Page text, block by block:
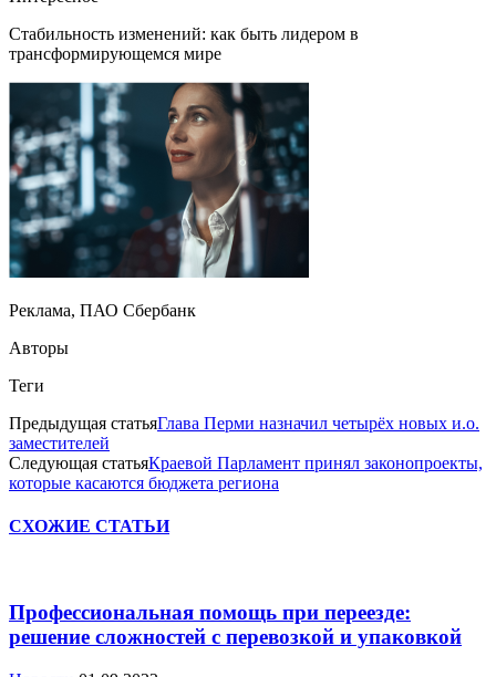
Стабильность изменений: как быть лидером в
трансформирующемся мире
Реклама, ПАО Сбербанк
Авторы
Теги
Предыдущая статьяГлава Перми назначил четырёх новых и.о.
заместителей
Следующая статьяКраевой Парламент принял законопроекты,
которые касаются бюджета региона
СХОЖИЕ СТАТЬИ
Профессиональная помощь при переезде:
решение сложностей с перевозкой и упаковкой